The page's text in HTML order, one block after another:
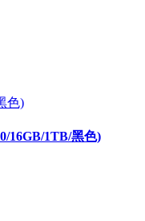
16GB/1TB/黑色)